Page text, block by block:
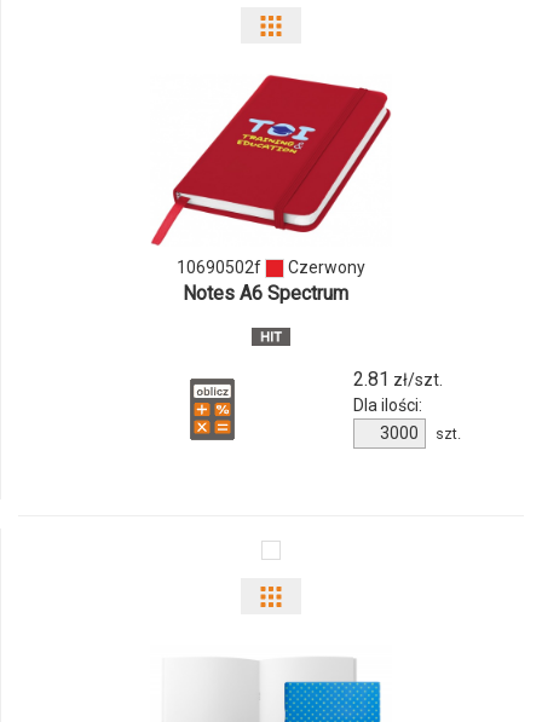
odmiany
i
ilości
produktu
10690502f
10690502f Czerwony
Notes A6 Spectrum
2.81 zł/szt.
Dla ilości:
Ilość
produktu
szt.
i